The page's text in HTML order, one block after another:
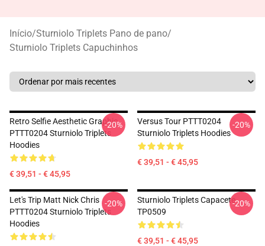
Início/Sturniolo Triplets Pano de pano/
Sturniolo Triplets Capuchinhos
Retro Selfie Aesthetic Graphic
PTTT0204 Sturniolo Triplets
Hoodies
€ 39,51 - € 45,95
-20%
Versus Tour PTTT0204
Sturniolo Triplets Hoodies
€ 39,51 - € 45,95
-20%
Let's Trip Matt Nick Chris
PTTT0204 Sturniolo Triplets
Hoodies
-20%
Sturniolo Triplets Capacete
TP0509
€ 39,51 - € 45,95
-20%